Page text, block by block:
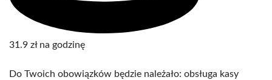
31.9 zł na godzinę
Do Twoich obowiązków będzie należało: obsługa kasy